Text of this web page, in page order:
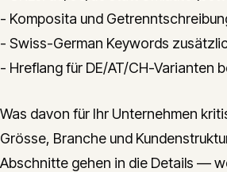
- Komposita und
- Swiss-German Keywords
- Hreflang für DE/AT/CH-Varianten
Was davon für Ihr Unternehmen
Grösse, Branche und
Abschnitte gehen in die Details —